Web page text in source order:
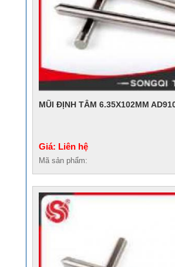
MŨI ĐỊNH TÂM 6.35X102MM
Giá: Liên hệ
Mã sản phẩm: